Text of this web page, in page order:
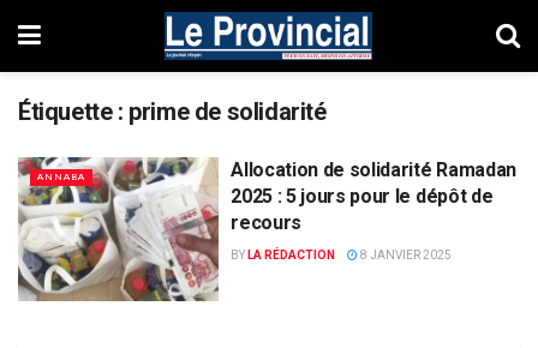
Étiquette : prime de solidarité
ANNABA
Allocation de solidarité Ramadan
2025 : 5 jours pour le dépôt de
recours
BY LA RÉDACTION 8 JANVIER 2025